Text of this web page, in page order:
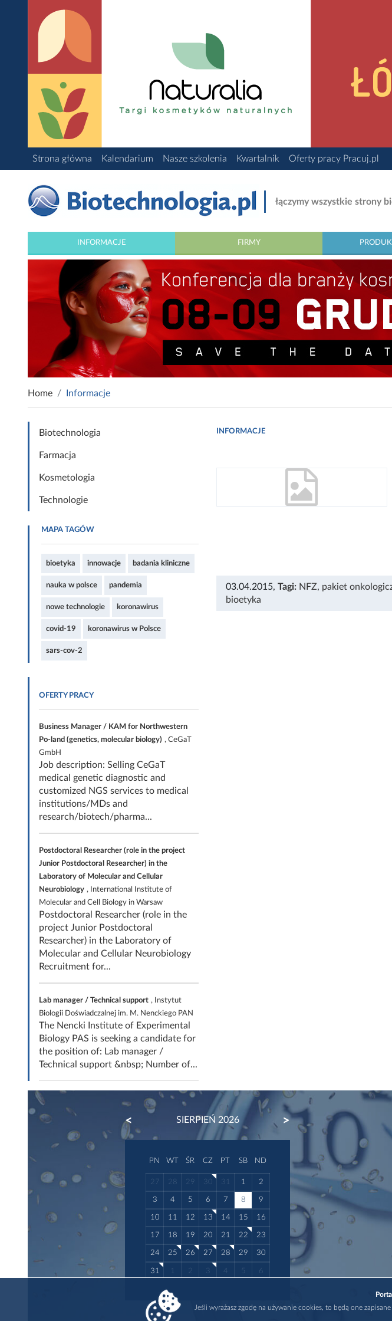
Strona główna Kalendarium Nasze szkolenia Kwartalnik Oferty pracy Pracuj.pl
łączymy wszystkie strony
INFORMACJE FIRMY
Home Informacje
Biotechnologia
Farmacja
Kosmetologia
Technologie
MAPA TAGÓW
bioetyka innowacje badania kliniczne
nauka w polsce pandemia
nowe technologie koronawirus
covid-19 koronawirus w Polsce
sars-cov-2
OFERTY PRACY
Business Manager / KAM for Northwestern
Po-land (genetics, molecular biology) , CeGaT
GmbH
Job description: Selling CeGaT
medical genetic diagnostic and
customized NGS services to medical
institutions/MDs and
research/biotech/pharma...
Postdoctoral Researcher (role in the project
Junior Postdoctoral Researcher) in the
Laboratory of Molecular and Cellular
Neurobiology , International Institute of
Molecular and Cell Biology in Warsaw
Postdoctoral Researcher (role in the
project Junior Postdoctoral
Researcher) in the Laboratory of
Molecular and Cellular Neurobiology
Recruitment for...
Lab manager / Technical support , Instytut
Biologii Doświadczalnej im. M. Nenckiego PAN
The Nencki Institute of Experimental
Biology PAS is seeking a candidate for
the position of: Lab manager /
Technical support &nbsp; Number of...
INFORMACJE
03.04.2015, Tagi: NFZ, pakiet
bioetyka
SIERPIEŃ 2026
PREVIOUS NEXT
PN WT ŚR CZ PT SB ND
27 28 29 30 31 1 2
3 4 5 6 7 8 9
10 11 12 13 14 15 16
17 18 19 20 21 22 23
24 25 26 27 28 29 30
31 1 2 3 4 5 6
Jeśli wyrażasz zgodę na używanie cookies, to będą one